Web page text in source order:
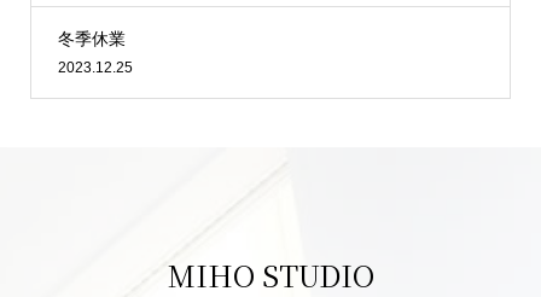
冬季休業
2023.12.25
MIHO STUDIO